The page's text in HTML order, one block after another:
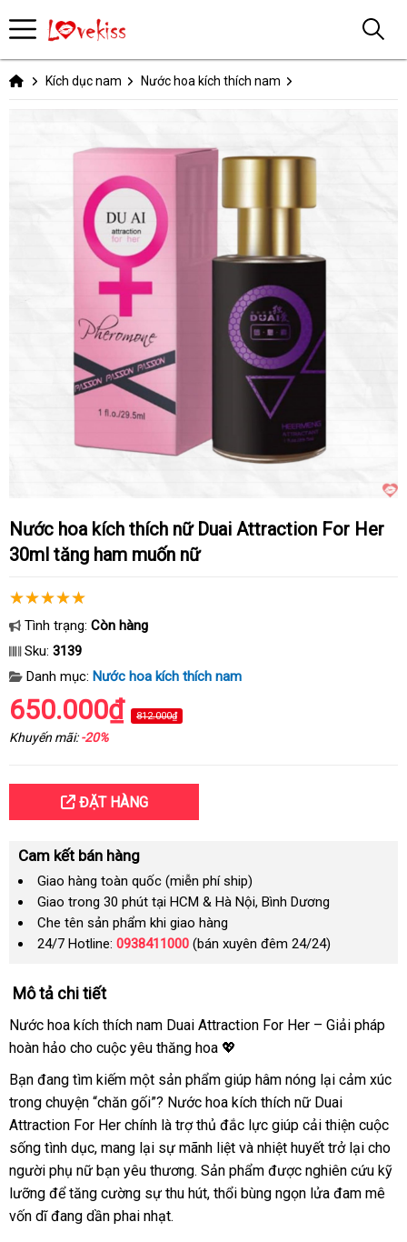
Kích dục nam Nước hoa kích thích nam
Nước hoa kích thích nữ Duai Attraction For Her
30ml tăng ham muốn nữ
Tình trạng: Còn hàng
Sku: 3139
Danh mục: Nước hoa kích thích nam
650.000₫ 812.000₫
Khuyến mãi:-20%
ĐẶT HÀNG
Cam kết bán hàng
Giao hàng toàn quốc (miễn phí ship)
Giao trong 30 phút tại HCM & Hà Nội, Bình Dương
Che tên sản phẩm khi giao hàng
24/7 Hotline: 0938411000 (bán xuyên đêm 24/24)
Mô tả chi tiết
Nước hoa kích thích nam Duai Attraction For Her – Giải pháp
hoàn hảo cho cuộc yêu thăng hoa 💖
Bạn đang tìm kiếm một sản phẩm giúp hâm nóng lại cảm xúc
trong chuyện “chăn gối”? Nước hoa kích thích nữ Duai
Attraction For Her chính là trợ thủ đắc lực giúp cải thiện cuộc
sống tình dục, mang lại sự mãnh liệt và nhiệt huyết trở lại cho
người phụ nữ bạn yêu thương. Sản phẩm được nghiên cứu kỹ
lưỡng để tăng cường sự thu hút, thổi bùng ngọn lửa đam mê
vốn dĩ đang dần phai nhạt.